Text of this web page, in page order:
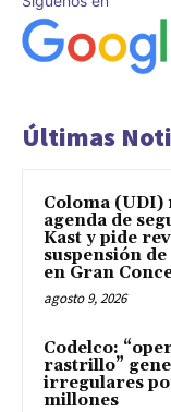
Últimas
Coloma (UDI)
agenda de
Kast y pide
suspensión
en Gran
agosto 9, 2026
Codelco:
rastrillo”
irregulares
millones